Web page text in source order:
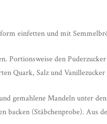
einfetten und mit
Portionsweise den
Quark, Salz und
gemahlene Mandeln unter
backen (Stäbchenprobe). Aus